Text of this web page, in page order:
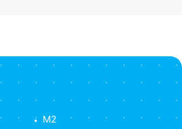
M2